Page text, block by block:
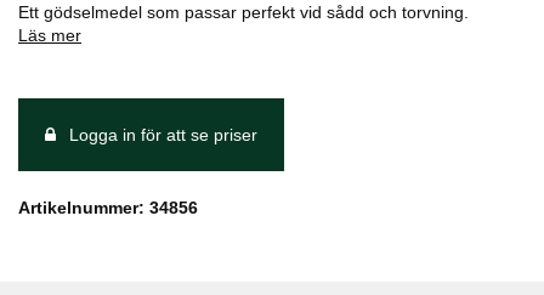
Ett gödselmedel som passar perfekt vid sådd och torvning.
Läs mer
Logga in för att se priser
Artikelnummer: 34856